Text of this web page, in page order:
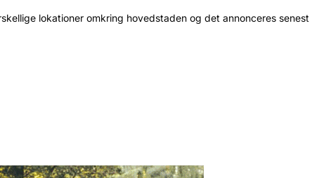
lokationer omkring hovedstaden og det annonceres